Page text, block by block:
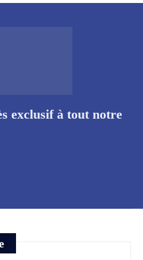
exclusif à tout notre